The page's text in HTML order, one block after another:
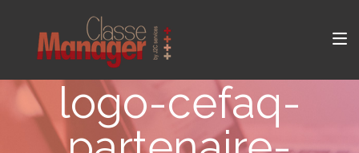
logo-cefaq-